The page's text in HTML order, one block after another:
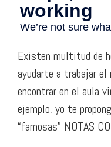
Existen multitud de
ayudarte a trabajar el
encontrar en el aula
ejemplo, yo te
“famosas” NOTAS